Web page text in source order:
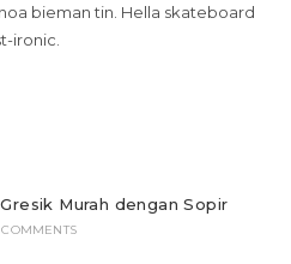
bieman tin. Hella skateboard
ironic.
Murah dengan Sopir